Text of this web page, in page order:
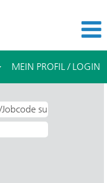
MEIN PROFIL / LOGIN